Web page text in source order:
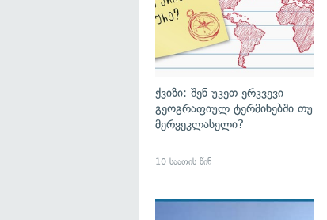
ქვიზი: შენ უკეთ ერკვევი
გეოგრაფიულ ტერმინებში თუ
მერვეკლასელი?
10 საათის წინ